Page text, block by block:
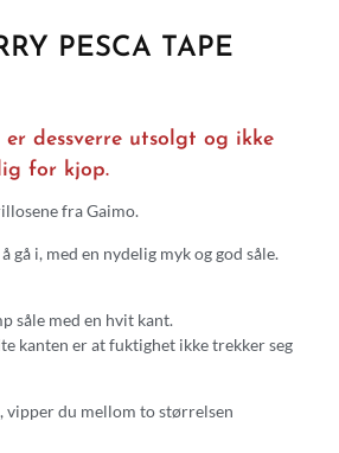
PESCA TAPE
dessverre utsolgt og ikke
for kjop.
fra Gaimo.
gå i, med en nydelig myk og god såle.
såle med en hvit kant.
kanten er at fuktighet ikke trekker seg
vipper du mellom to størrelsen